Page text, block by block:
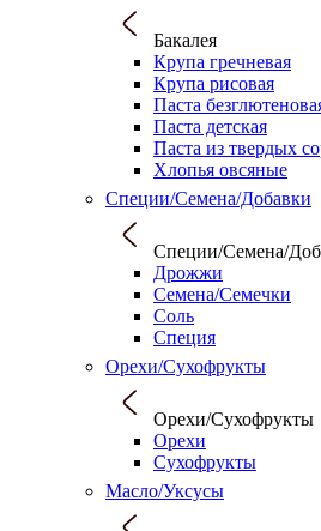
Бакалея
Крупа гречневая
Крупа рисовая
Паста
Паста детская
Паста из твердых
Хлопья овсяные
Специи/Семена/Добавки
Специи/Семена/
Дрожжи
Семена/Семечки
Соль
Специя
Орехи/Сухофрукты
Орехи/Сухофрукты
Орехи
Сухофрукты
Масло/Уксусы